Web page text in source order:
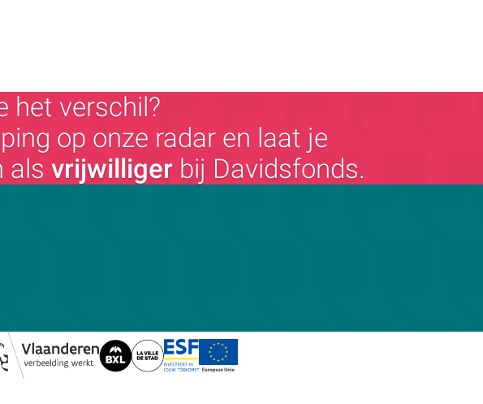
het verschil?
op onze radar en laat je
als vrijwilliger bij Davidsfonds.